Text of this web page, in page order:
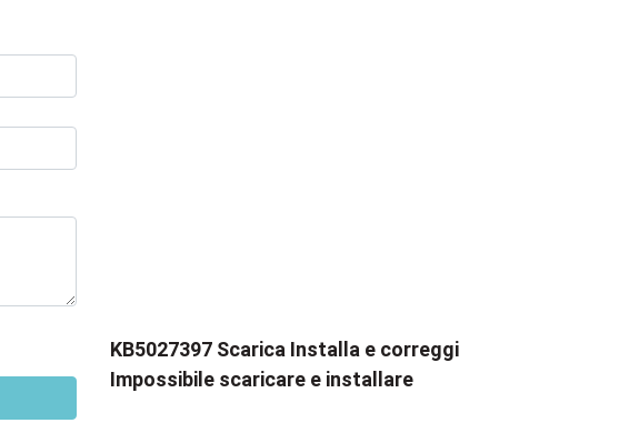
KB5027397 Scarica Installa e correggi
Impossibile scaricare e installare